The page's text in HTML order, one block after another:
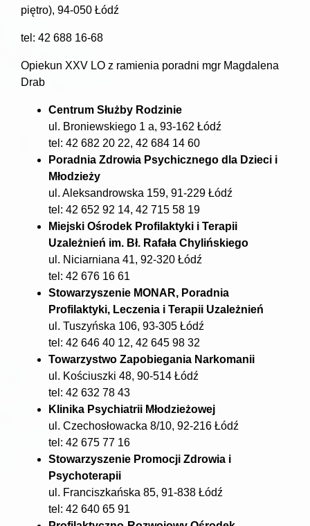
piętro), 94-050 Łódź
tel: 42 688 16-68
Opiekun XXV LO z ramienia poradni mgr Magdalena
Drab
Centrum Służby Rodzinie
ul. Broniewskiego 1 a, 93-162 Łódź
tel: 42 682 20 22, 42 684 14 60
Poradnia Zdrowia Psychicznego dla Dzieci i
Młodzieży
ul. Aleksandrowska 159, 91-229 Łódź
tel: 42 652 92 14, 42 715 58 19
Miejski Ośrodek Profilaktyki i Terapii
Uzależnień im. Bł. Rafała Chylińskiego
ul. Niciarniana 41, 92-320 Łódź
tel: 42 676 16 61
Stowarzyszenie MONAR, Poradnia
Profilaktyki, Leczenia i Terapii Uzależnień
ul. Tuszyńska 106, 93-305 Łódź
tel: 42 646 40 12, 42 645 98 32
Towarzystwo Zapobiegania Narkomanii
ul. Kościuszki 48, 90-514 Łódź
tel: 42 632 78 43
Klinika Psychiatrii Młodzieżowej
ul. Czechosłowacka 8/10, 92-216 Łódź
tel: 42 675 77 16
Stowarzyszenie Promocji Zdrowia i
Psychoterapii
ul. Franciszkańska 85, 91-838 Łódź
tel: 42 640 65 91